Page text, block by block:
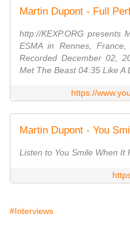
Martin Dupont - Full
http://KEXP.ORG presents
ESMA in Rennes,
Recorded December 02,
Met The Beast 04:35 Like A
https://
Martin Dupont - You
Listen to You Smile When It
#Interviews